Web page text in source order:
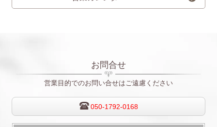
お問合せ
営業目的でのお問い合せはご遠慮ください
050-1792-0168